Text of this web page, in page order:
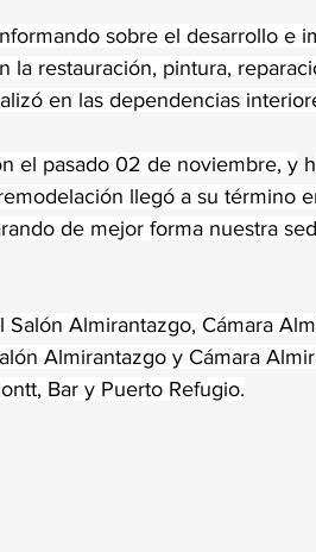
sobre el desarrollo e
la restauración, pintura,
en las dependencias
el pasado 02 de noviembre, y h
llegó a su término
de mejor forma nuestra
Salón Almirantazgo, Cámara
Almirantazgo y Cámara
Bar y Puerto Refugio.